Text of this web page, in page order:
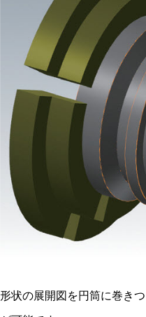
形状の展開図を円筒に巻き